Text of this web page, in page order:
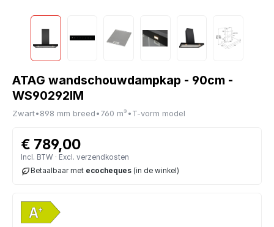
ATAG wandschouwdampkap - 90cm -
WS90292IM
Zwart•898 mm breed•760 m³•T-vorm model
€ 789,00
Incl. BTW · Excl. verzendkosten
Betaalbaar met ecocheques (in de winkel)